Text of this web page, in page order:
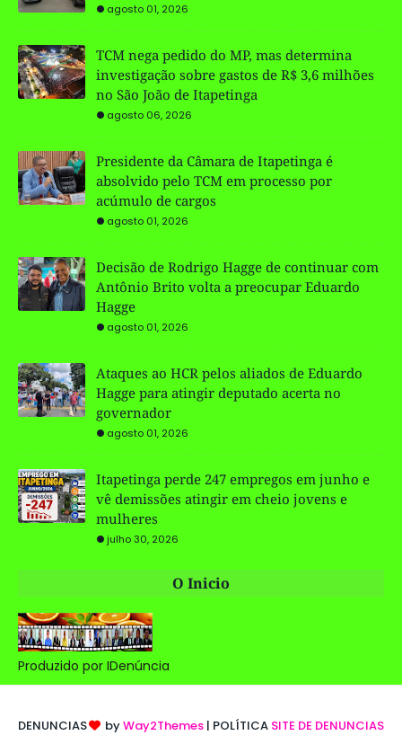
agosto 01, 2026
TCM nega pedido do MP, mas determina
investigação sobre gastos de R$ 3,6 milhões
no São João de Itapetinga
agosto 06, 2026
Presidente da Câmara de Itapetinga é
absolvido pelo TCM em processo por
acúmulo de cargos
agosto 01, 2026
Decisão de Rodrigo Hagge de continuar com
Antônio Brito volta a preocupar Eduardo
Hagge
agosto 01, 2026
Ataques ao HCR pelos aliados de Eduardo
Hagge para atingir deputado acerta no
governador
agosto 01, 2026
Itapetinga perde 247 empregos em junho e
vê demissões atingir em cheio jovens e
mulheres
julho 30, 2026
O Inicio
Produzido por IDenúncia
DENUNCIAS byWay2Themes | POLÍTICA SITE DE DENUNCIAS